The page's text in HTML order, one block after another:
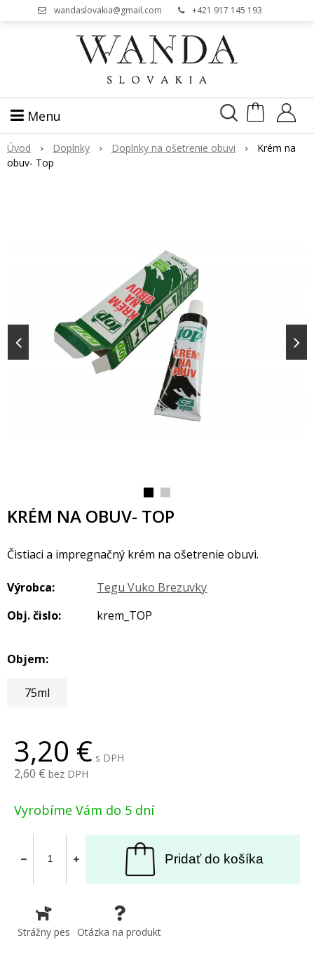
wandaslovakia@gmail.com +421 917 145 193
Menu
Úvod Doplnky Doplnky na ošetrenie obuvi
Krém na
obuv- Top
3,20 s DPH
2,60 bez DPH
Vyrobíme Vám do 5 dní
Pridať do košíka
Strážny pes Otázka na produkt
KRÉM NA OBUV- TOP
Čistiaci a impregnačný krém na ošetrenie obuvi.
Výrobca:
Tegu Vuko Brezuvky
Obj. čislo:
krem_TOP
Objem:
75ml